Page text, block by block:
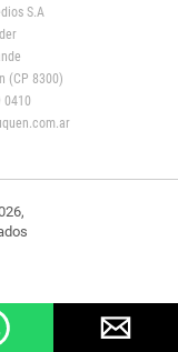
S.A
(CP 8300)
0410